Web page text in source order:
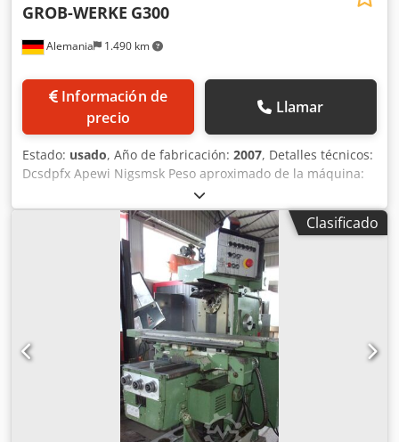
Alemania 1.490 km
GROB-WERKE G300
Información de
precio
Llamar
Estado: usado, Año de fabricación: 2007, Detalles técnicos:
Dcsdpfx Apewi Nigsmsk Peso aproximado de la máquina:
Clasificado